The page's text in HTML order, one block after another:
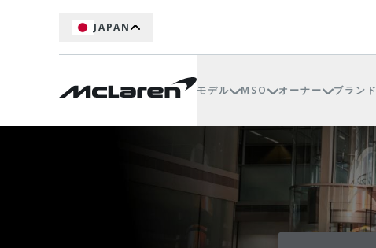
JAPAN
モデル MSO オーナー ブランド